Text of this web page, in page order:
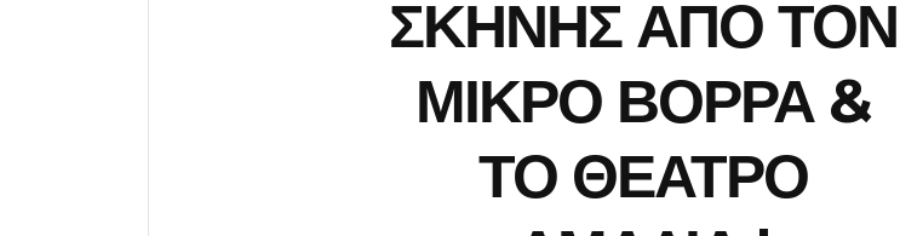
ΣΚΗΝΗΣ ΑΠΟ ΤΟΝ
ΜΙΚΡΟ ΒΟΡΡΑ &
ΤΟ ΘΕΑΤΡΟ